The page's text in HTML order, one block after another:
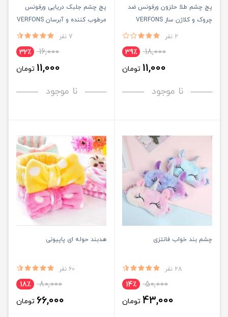
پچ چشم طلا حلزون ورفونس ضد
چروک و کلاژن ساز VERFONS
2 نفر
18,000 39٪
11,000 تومان
نا موجود
پچ چشم جلبک دریایی ورفونس
مرطوب کننده و آبرسان VERFONS
7 نفر
16,000 32٪
11,000 تومان
نا موجود
چشم بند خواب فانتزی
28 نفر
50,000 14٪
43,000 تومان
هدبند حوله ای پاپیونی
60 نفر
80,000 18٪
66,000 تومان